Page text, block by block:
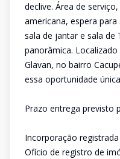
declive. Área de
americana, espera
sala de jantar e sala de
panorâmica.
Glavan, no bairro
essa oportunidade
Prazo entrega previsto
Incorporação
Ofício de registro de